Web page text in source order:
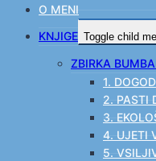
O MENI
KNJIGE Toggle child
ZBIRKA
1.
2. PASTI
3.
4. UJETI
5.